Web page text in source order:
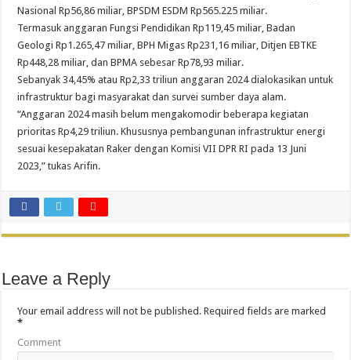
Nasional Rp56,86 miliar, BPSDM ESDM Rp565.225 miliar.
Termasuk anggaran Fungsi Pendidikan Rp119,45 miliar, Badan
Geologi Rp1.265,47 miliar, BPH Migas Rp231,16 miliar, Ditjen EBTKE
Rp448,28 miliar, dan BPMA sebesar Rp78,93 miliar.
Sebanyak 34,45% atau Rp2,33 triliun anggaran 2024 dialokasikan untuk
infrastruktur bagi masyarakat dan survei sumber daya alam.
“Anggaran 2024 masih belum mengakomodir beberapa kegiatan
prioritas Rp4,29 triliun. Khususnya pembangunan infrastruktur energi
sesuai kesepakatan Raker dengan Komisi VII DPR RI pada 13 Juni
2023,” tukas Arifin.
Leave a Reply
Your email address will not be published. Required fields are marked
*
Comment